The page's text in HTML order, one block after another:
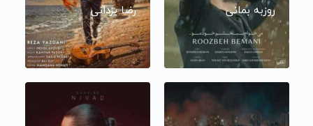
روزبه بمانی رضا یزدانی